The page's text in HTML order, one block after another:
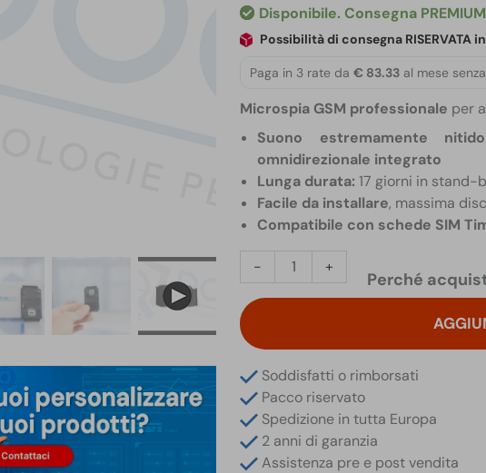
Disponibile
Possibilità di consegna RISERVATA
Paga in 3 rate da€ 83.33 al mese
Microspia GSM professionale per
Suono estremamente nitido
omnidirezionale integrato
Lunga durata: 17 giorni in stand-
Facile da installare, massima
Compatibile con schede SIM
-
Microspia
Portata
3
Metri
17
Giorni
in
Stand-
by
+
Perché
Soddisfatti o rimborsati
Pacco riservato
Spedizione in tutta Europa
2 anni di garanzia
Assistenza pre e post vendita